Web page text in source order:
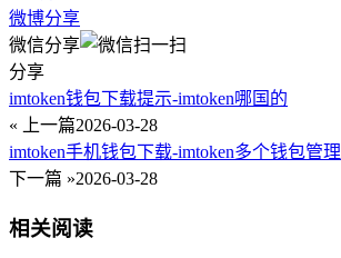
微博分享
微信分享
分享
imtoken钱包下载提示-imtoken哪国的
« 上一篇2026-03-28
imtoken手机钱包下载-imtoken多个钱包管理
下一篇 »2026-03-28
相关阅读